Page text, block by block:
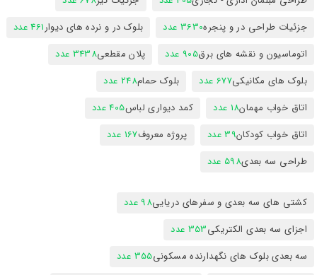
جزئیات طراحی در و پنجره3630 عدد بلوک در و نرده های دیوار461 عدد
اتوماسیون و نقشه های برق905 عدد پلان مقطعی3438 عدد
بلوک های مکانیکی677 عدد بلوک حمام248 عدد
اتاق خواب مهمان18 عدد کمد دیواری لباس405 عدد
اتاق خواب کودکان39 عدد پروژه معروف167 عدد
طراحی سه بعدی598 عدد
کشتی های سه بعدی و سفرهای دریایی98 عدد
اجزای سه بعدی الکتریکی353 عدد
سه بعدی بلوک های نگهدارنده مسکونی355 عدد